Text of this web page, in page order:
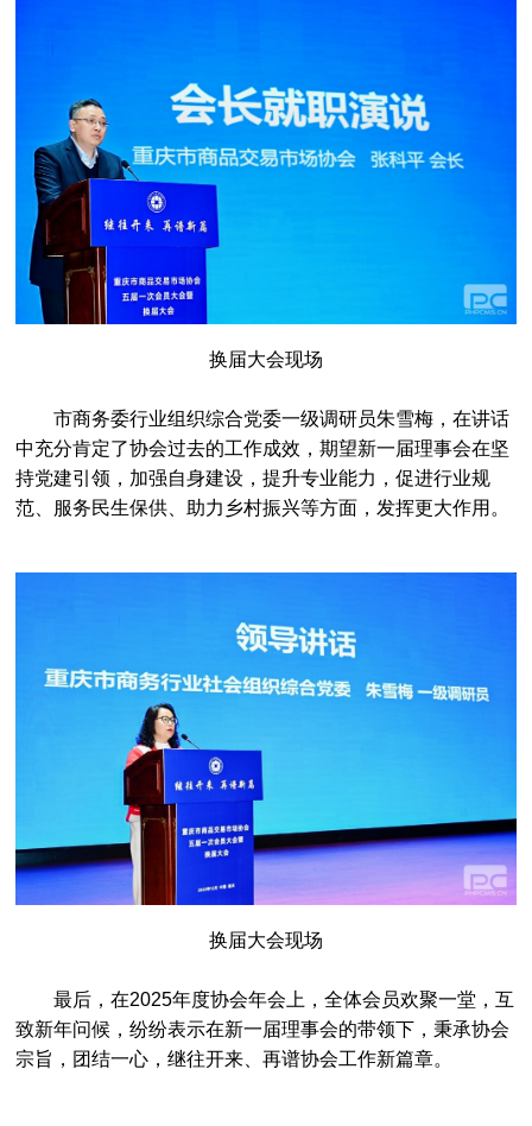
换届大会现场
市商务委行业组织综合党委一级调研员朱雪梅，在讲话
中充分肯定了协会过去的工作成效，期望新一届理事会在坚
持党建引领，加强自身建设，提升专业能力，促进行业规
范、服务民生保供、助力乡村振兴等方面，发挥更大作用。
换届大会现场
最后，在2025年度协会年会上，全体会员欢聚一堂，互
致新年问候，纷纷表示在新一届理事会的带领下，秉承协会
宗旨，团结一心，继往开来、再谱协会工作新篇章。